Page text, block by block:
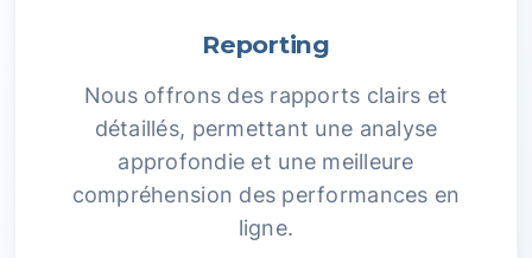
Reporting
Nous offrons des rapports clairs et
détaillés, permettant une analyse
approfondie et une meilleure
compréhension des performances en
ligne.